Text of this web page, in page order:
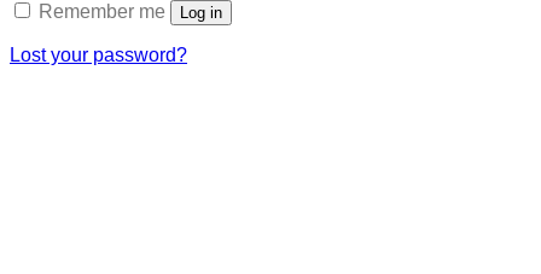
Remember me Log in
Lost your password?